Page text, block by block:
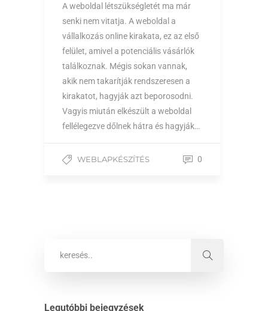
A weboldal létszükségletét ma már
senki nem vitatja. A weboldal a
vállalkozás online kirakata, ez az első
felület, amivel a potenciális vásárlók
találkoznak. Mégis sokan vannak,
akik nem takarítják rendszeresen a
kirakatot, hagyják azt beporosodni.
Vagyis miután elkészült a weboldal
fellélegezve dőlnek hátra és hagyják…
WEBLAPKÉSZÍTÉS 0
Legutóbbi bejegyzések